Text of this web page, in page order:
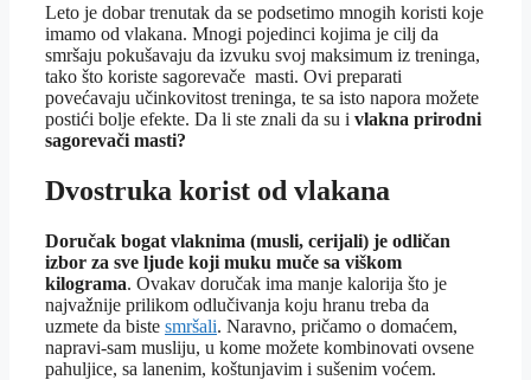
Leto je dobar trenutak da se podsetimo mnogih koristi koje
imamo od vlakana. Mnogi pojedinci kojima je cilj da
smršaju pokušavaju da izvuku svoj maksimum iz treninga,
tako što koriste sagorevače masti. Ovi preparati
povećavaju učinkovitost treninga, te sa isto napora možete
postići bolje efekte. Da li ste znali da su i vlakna prirodni
sagorevači masti?
Dvostruka korist od vlakana
Doručak bogat vlaknima (musli, cerijali) je odličan
izbor za sve ljude koji muku muče sa viškom
kilograma. Ovakav doručak ima manje kalorija što je
najvažnije prilikom odlučivanja koju hranu treba da
uzmete da biste smršali. Naravno, pričamo o domaćem,
napravi-sam musliju, u kome možete kombinovati ovsene
pahuljice, sa lanenim, koštunjavim i sušenim voćem.